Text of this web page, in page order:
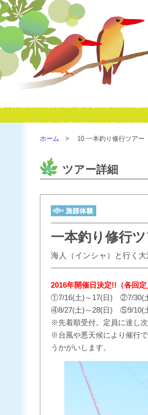
ホーム 10 一本釣り修行ツアー
ツアー詳細
一本釣り修行
海人（インシャ）と行く
2016年開催日決定!!（各回定
①7/16(土)～17(日) ②7/30(
④8/27(土)～28(日) ⑤9/10(
※先着順受付。定員に達し次
※台風や悪天候により催行
うかがいします。